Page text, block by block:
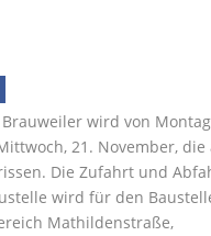
wird von
21. November, die
Die Zufahrt und
wird für den
Mathildenstraße,